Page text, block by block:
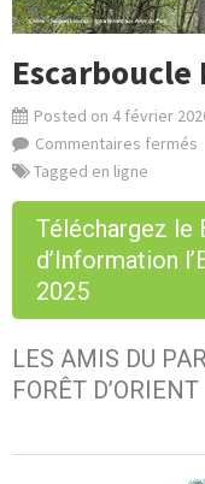
Escarboucle
Posted on 4 février
Commentaires fermés
Tagged en ligne
Téléchargez le
d’Information
2025
LES AMIS DU
FORÊT D’ORIENT